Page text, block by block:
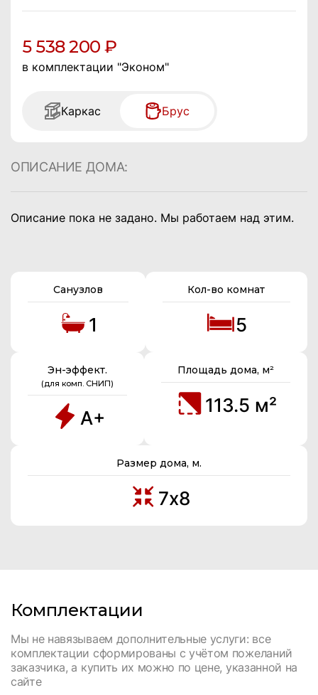
5 538 200 ₽
в комплектации "Эконом"
Каркас Брус
ОПИСАНИЕ ДОМА:
Описание пока не задано. Мы работаем над этим.
Санузлов
1
Кол-во комнат
5
Эн-эффект.
(для комп. СНИП)
А+
Площадь дома, м²
113.5 м²
Размер дома, м.
7х8
Комплектации
Мы не навязываем дополнительные услуги: все
комплектации сформированы с учётом пожеланий
заказчика, а купить их можно по цене, указанной на
сайте